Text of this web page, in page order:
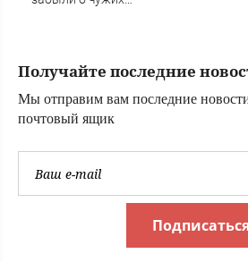
соседей
Получайте последние
Мы отправим вам последние
почтовый ящик